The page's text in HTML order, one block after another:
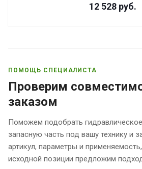
12 528 руб.
ПОМОЩЬ СПЕЦИАЛИСТА
Проверим
заказом
Поможем подобрать
запасную часть под вашу технику и
артикул, параметры и
исходной позиции предложим